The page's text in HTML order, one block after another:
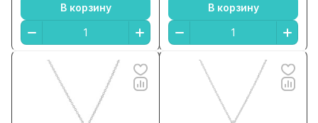
В корзину В корзину